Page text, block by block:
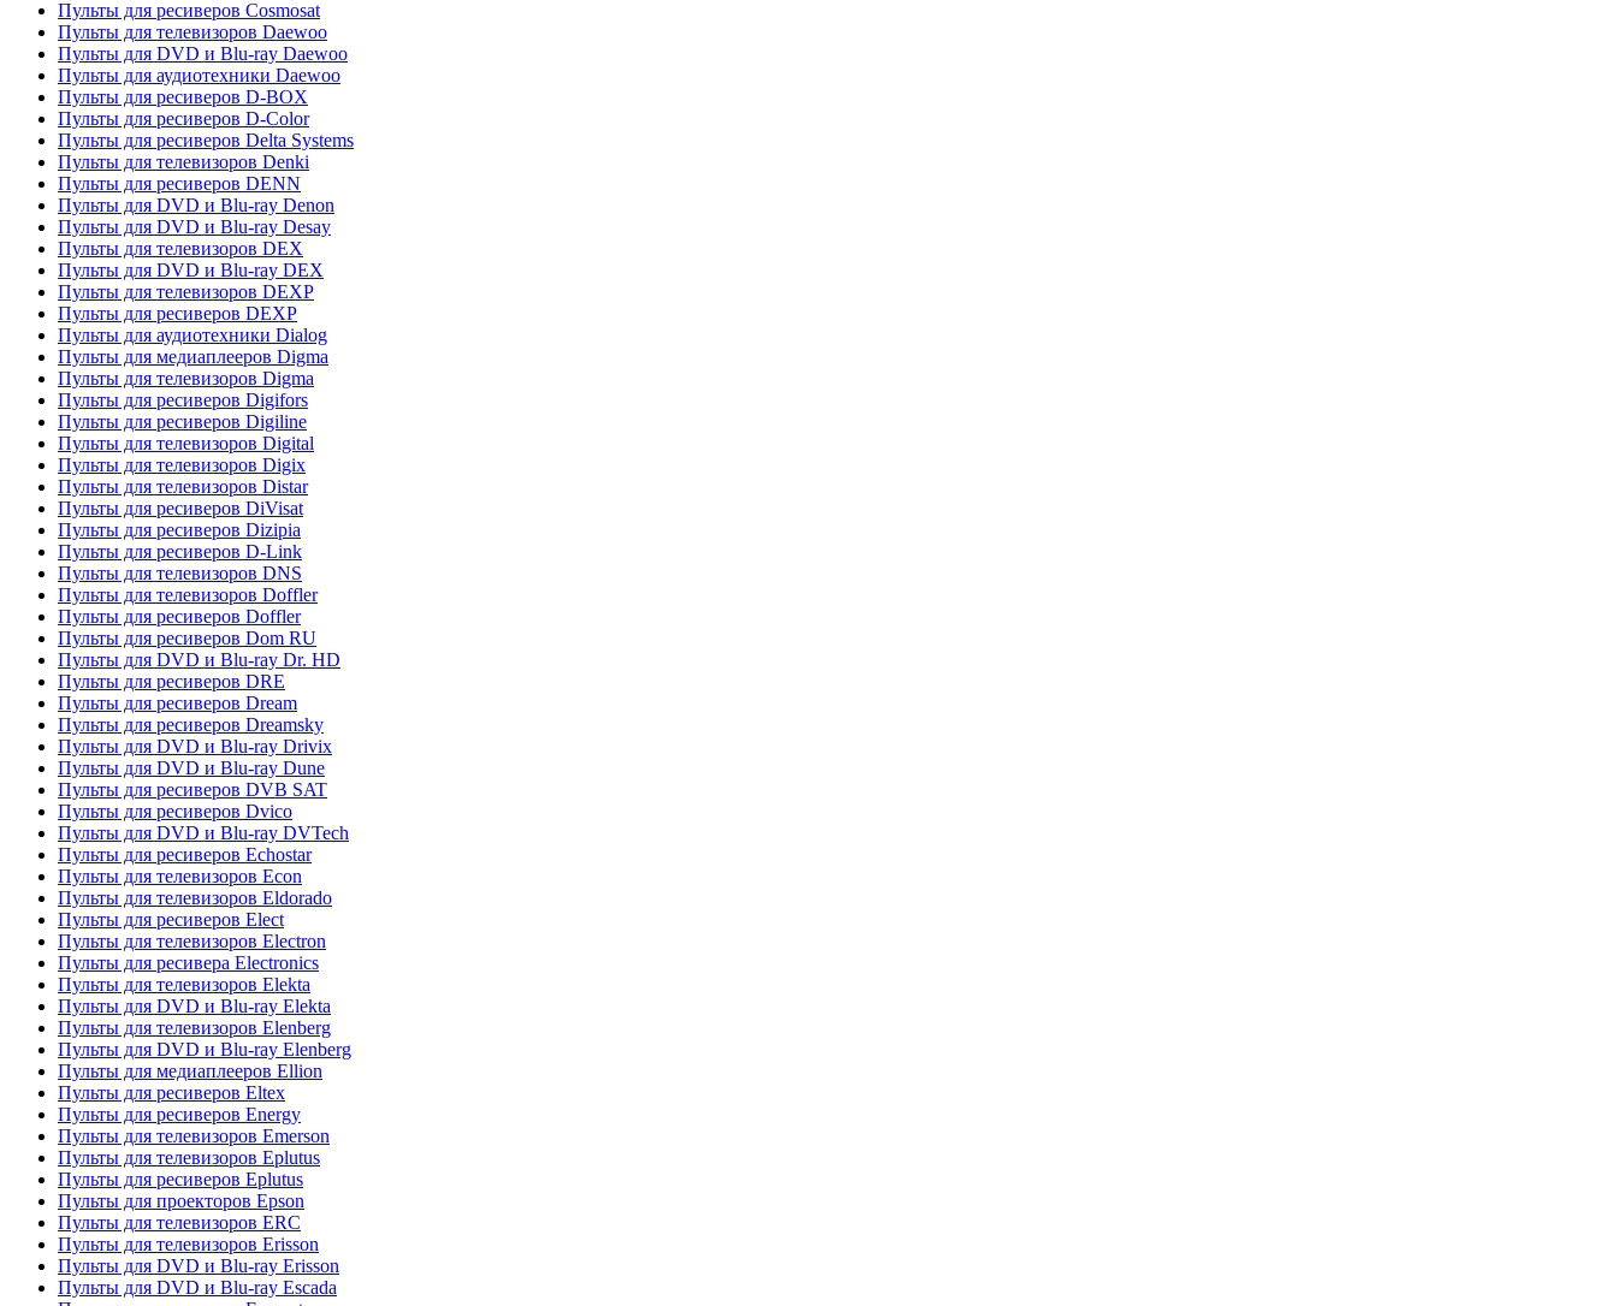
Пульты для ресиверов Cosmosat
Пульты для телевизоров Daewoo
Пульты для DVD и Blu-ray Daewoo
Пульты для аудиотехники Daewoo
Пульты для ресиверов D-BOX
Пульты для ресиверов D-Color
Пульты для ресиверов Delta Systems
Пульты для телевизоров Denki
Пульты для ресиверов DENN
Пульты для DVD и Blu-ray Denon
Пульты для DVD и Blu-ray Desay
Пульты для телевизоров DEX
Пульты для DVD и Blu-ray DEX
Пульты для телевизоров DEXP
Пульты для ресиверов DEXP
Пульты для аудиотехники Dialog
Пульты для медиаплееров Digma
Пульты для телевизоров Digma
Пульты для ресиверов Digifors
Пульты для ресиверов Digiline
Пульты для телевизоров Digital
Пульты для телевизоров Digix
Пульты для телевизоров Distar
Пульты для ресиверов DiVisat
Пульты для ресиверов Dizipia
Пульты для ресиверов D-Link
Пульты для телевизоров DNS
Пульты для телевизоров Doffler
Пульты для ресиверов Doffler
Пульты для ресиверов Dom RU
Пульты для DVD и Blu-ray Dr. HD
Пульты для ресиверов DRE
Пульты для ресиверов Dream
Пульты для ресиверов Dreamsky
Пульты для DVD и Blu-ray Drivix
Пульты для DVD и Blu-ray Dune
Пульты для ресиверов DVB SAT
Пульты для ресиверов Dvico
Пульты для DVD и Blu-ray DVTech
Пульты для ресиверов Echostar
Пульты для телевизоров Econ
Пульты для телевизоров Eldorado
Пульты для ресиверов Elect
Пульты для телевизоров Electron
Пульты для ресивера Electronics
Пульты для телевизоров Elekta
Пульты для DVD и Blu-ray Elekta
Пульты для телевизоров Elenberg
Пульты для DVD и Blu-ray Elenberg
Пульты для медиаплееров Ellion
Пульты для ресиверов Eltex
Пульты для ресиверов Energy
Пульты для телевизоров Emerson
Пульты для телевизоров Eplutus
Пульты для ресиверов Eplutus
Пульты для проекторов Epson
Пульты для телевизоров ERC
Пульты для телевизоров Erisson
Пульты для DVD и Blu-ray Erisson
Пульты для DVD и Blu-ray Escada